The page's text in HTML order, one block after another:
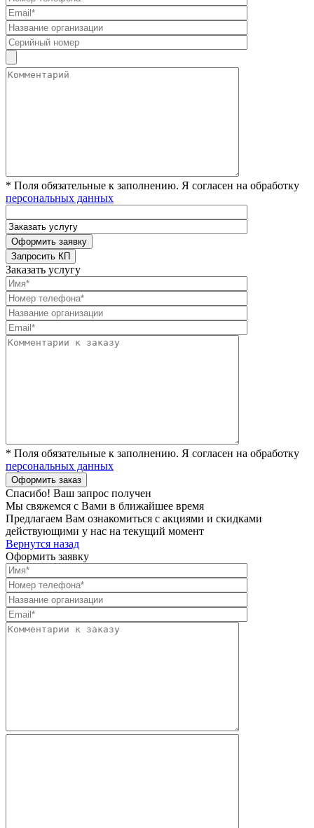
* Поля обязательные к заполнению. Я согласен на обработку
персональных данных
Заказать услугу
* Поля обязательные к заполнению. Я согласен на обработку
персональных данных
Спасибо! Ваш запрос получен
Мы свяжемся с Вами в ближайшее время
Предлагаем Вам ознакомиться с акциями и скидками
действующими у нас на текущий момент
Вернутся назад
Оформить заявку